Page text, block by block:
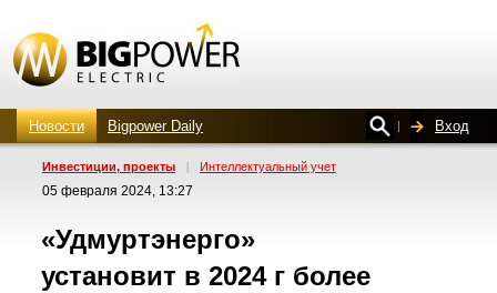
Новости Bigpower Daily Вход
Инвестиции, проекты | Интеллектуальный учет
05 февраля 2024, 13:27
«Удмуртэнерго»
установит в 2024 г более